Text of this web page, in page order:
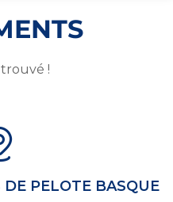
!
PELOTE BASQUE